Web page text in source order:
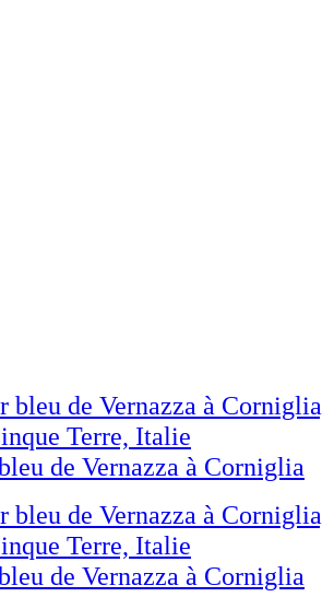
de Vernazza à Corniglia
de Vernazza à Corniglia